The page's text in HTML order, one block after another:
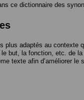
ce dictionnaire des
plus adaptés au contexte
but, la fonction, etc. de
texte afin d’améliorer le